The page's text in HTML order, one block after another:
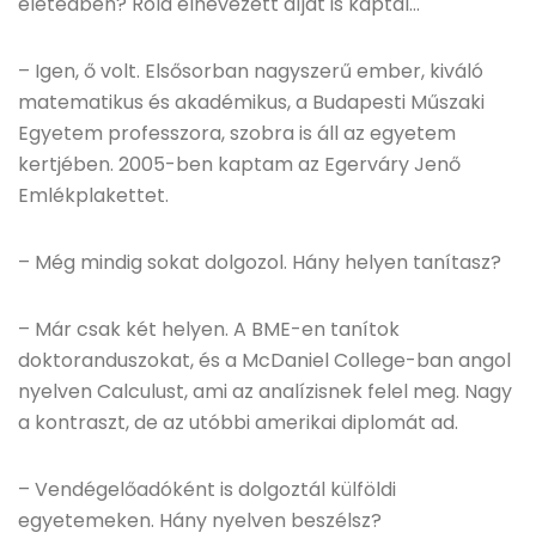
– Igen, ő volt. Elsősorban nagyszerű ember, kiváló
matematikus és akadémikus, a Budapesti Műszaki
Egyetem professzora, szobra is áll az egyetem
kertjében. 2005-ben kaptam az Egerváry Jenő
Emlékplakettet.
– Még mindig sokat dolgozol. Hány helyen tanítasz?
– Már csak két helyen. A BME-en tanítok
doktoranduszokat, és a McDaniel College-ban angol
nyelven Calculust, ami az analízisnek felel meg. Nagy
a kontraszt, de az utóbbi amerikai diplomát ad.
– Vendégelőadóként is dolgoztál külföldi
egyetemeken. Hány nyelven beszélsz?